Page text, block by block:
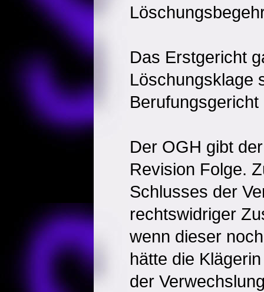
Das Erstgericht
Löschungsklage
Der OGH gibt
Revision Folge.
Schlusses der
rechtswidriger
wenn dieser
hätte die
der